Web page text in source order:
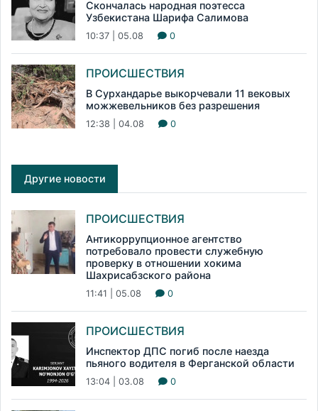
Скончалась народная поэтесса
Узбекистана Шарифа Салимова
10:37 | 05.08 0
ПРОИСШЕСТВИЯ
В Сурхандарье выкорчевали 11 вековых
можжевельников без разрешения
12:38 | 04.08 0
Другие новости
ПРОИСШЕСТВИЯ
Антикоррупционное агентство
потребовало провести служебную
проверку в отношении хокима
Шахрисабзского района
11:41 | 05.08 0
ПРОИСШЕСТВИЯ
Инспектор ДПС погиб после наезда
пьяного водителя в Ферганской области
13:04 | 03.08 0